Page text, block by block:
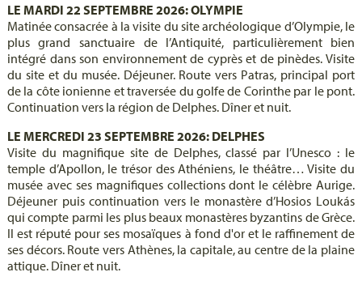
LE MARDI 22 SEPTEMBRE 2026: OLYMPIE
Matinée consacrée à la visite du site archéologique d’Olympie, le
plus grand sanctuaire de l’Antiquité, particulièrement bien
intégré dans son environnement de cyprès et de pinèdes. Visite
du site et du musée. Déjeuner. Route vers Patras, principal port
de la côte ionienne et traversée du golfe de Corinthe par le pont.
Continuation vers la région de Delphes. Dîner et nuit.
LE MERCREDI 23 SEPTEMBRE 2026: DELPHES
Visite du magnifique site de Delphes, classé par l’Unesco : le
temple d’Apollon, le trésor des Athéniens, le théâtre… Visite du
musée avec ses magnifiques collections dont le célèbre Aurige.
Déjeuner puis continuation vers le monastère d’Hosios Loukás
qui compte parmi les plus beaux monastères byzantins de Grèce.
Il est réputé pour ses mosaïques à fond d'or et le raffinement de
ses décors. Route vers Athènes, la capitale, au centre de la plaine
attique. Dîner et nuit.